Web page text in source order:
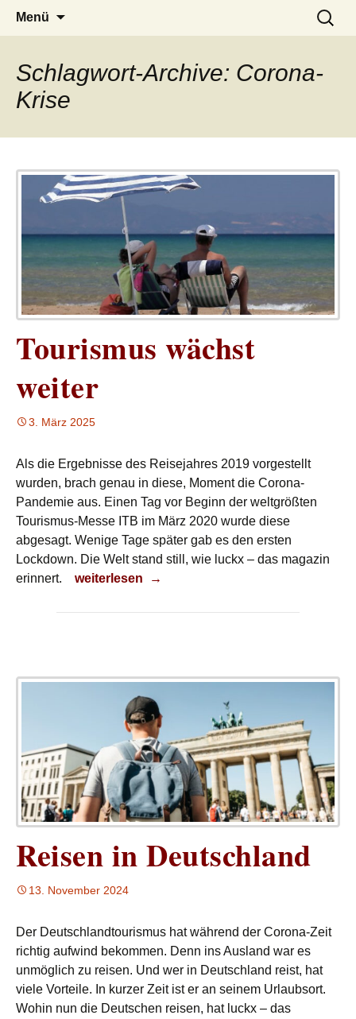
LUCKX
– das Magazin
Menü
Suchen
nach:
Schlagwort-Archive: Corona-
Krise
Tourismus wächst
weiter
3. März 2025
Als die Ergebnisse des Reisejahres 2019 vorgestellt
wurden, brach genau in diese, Moment die Corona-
Pandemie aus. Einen Tag vor Beginn der weltgrößten
Tourismus-Messe ITB im März 2020 wurde diese
abgesagt. Wenige Tage später gab es den ersten
Lockdown. Die Welt stand still, wie luckx – das magazin
erinnert.
Tourismus wächst weiter
weiterlesen →
Reisen in Deutschland
13. November 2024
Der Deutschlandtourismus hat während der Corona-Zeit
richtig aufwind bekommen. Denn ins Ausland war es
unmöglich zu reisen. Und wer in Deutschland reist, hat
viele Vorteile. In kurzer Zeit ist er an seinem Urlaubsort.
Wohin nun die Deutschen reisen, hat luckx – das